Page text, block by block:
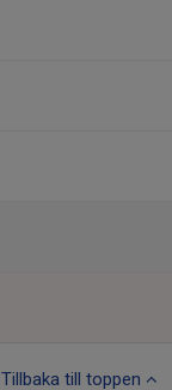
Tillbaka till toppen